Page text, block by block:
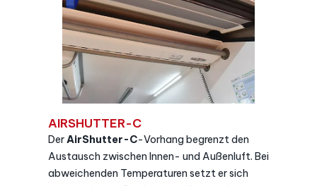
AIRSHUTTER-C
DerAirShutter-C-Vorhang begrenzt den
Austausch zwischen Innen- und Außenluft. Bei
abweichenden Temperaturen setzt er sich